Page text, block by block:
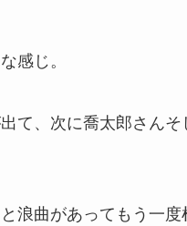
感じ。
て、次に喬太郎さんそ
浪曲があってもう一度